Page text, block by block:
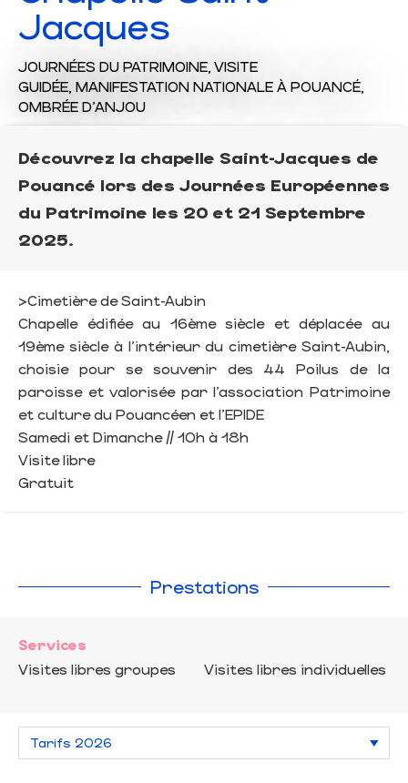
Jacques
JOURNÉES DU PATRIMOINE, VISITE
GUIDÉE, MANIFESTATION NATIONALE À POUANCÉ,
OMBRÉE D'ANJOU
Découvrez la chapelle Saint-Jacques de
Pouancé lors des Journées Européennes
du Patrimoine les 20 et 21 Septembre
2025.
>Cimetière de Saint-Aubin
Chapelle édifiée au 16ème siècle et déplacée au
19ème siècle à l’intérieur du cimetière Saint-Aubin,
choisie pour se souvenir des 44 Poilus de la
paroisse et valorisée par l’association Patrimoine
et culture du Pouancéen et l’EPIDE
Samedi et Dimanche // 10h à 18h
Visite libre
Gratuit
Prestations
Services
Visites libres groupes
Visites libres individuelles